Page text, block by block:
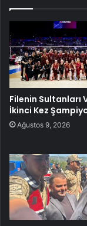
Filenin Sultanları
İkinci Kez
Ağustos 9, 2026